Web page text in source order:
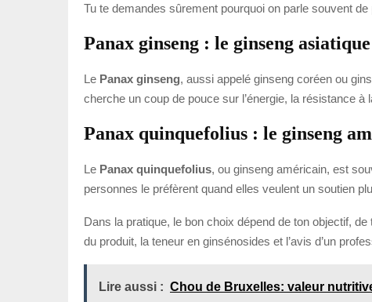
Tu te demandes sûrement pourquoi on parle souvent
Panax ginseng : le ginseng asiatique
Le Panax ginseng, aussi appelé ginseng coréen ou
cherche un coup de pouce sur l’énergie, la résistance
Panax quinquefolius : le ginseng
Le Panax quinquefolius, ou ginseng américain, est
personnes le préfèrent quand elles veulent un soutien
Dans la pratique, le bon choix dépend de ton objectif,
du produit, la teneur en ginsénosides et l’avis d’un
Lire aussi : Chou de Bruxelles: valeur